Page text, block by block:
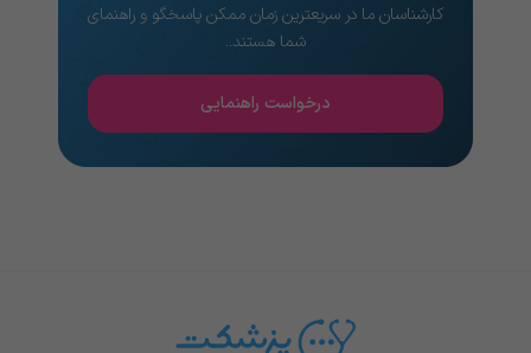
کارشناسان ما در سریعترین زمان ممکن پاسخگو و راهنمای
شما هستند..
درخواست راهنمایی